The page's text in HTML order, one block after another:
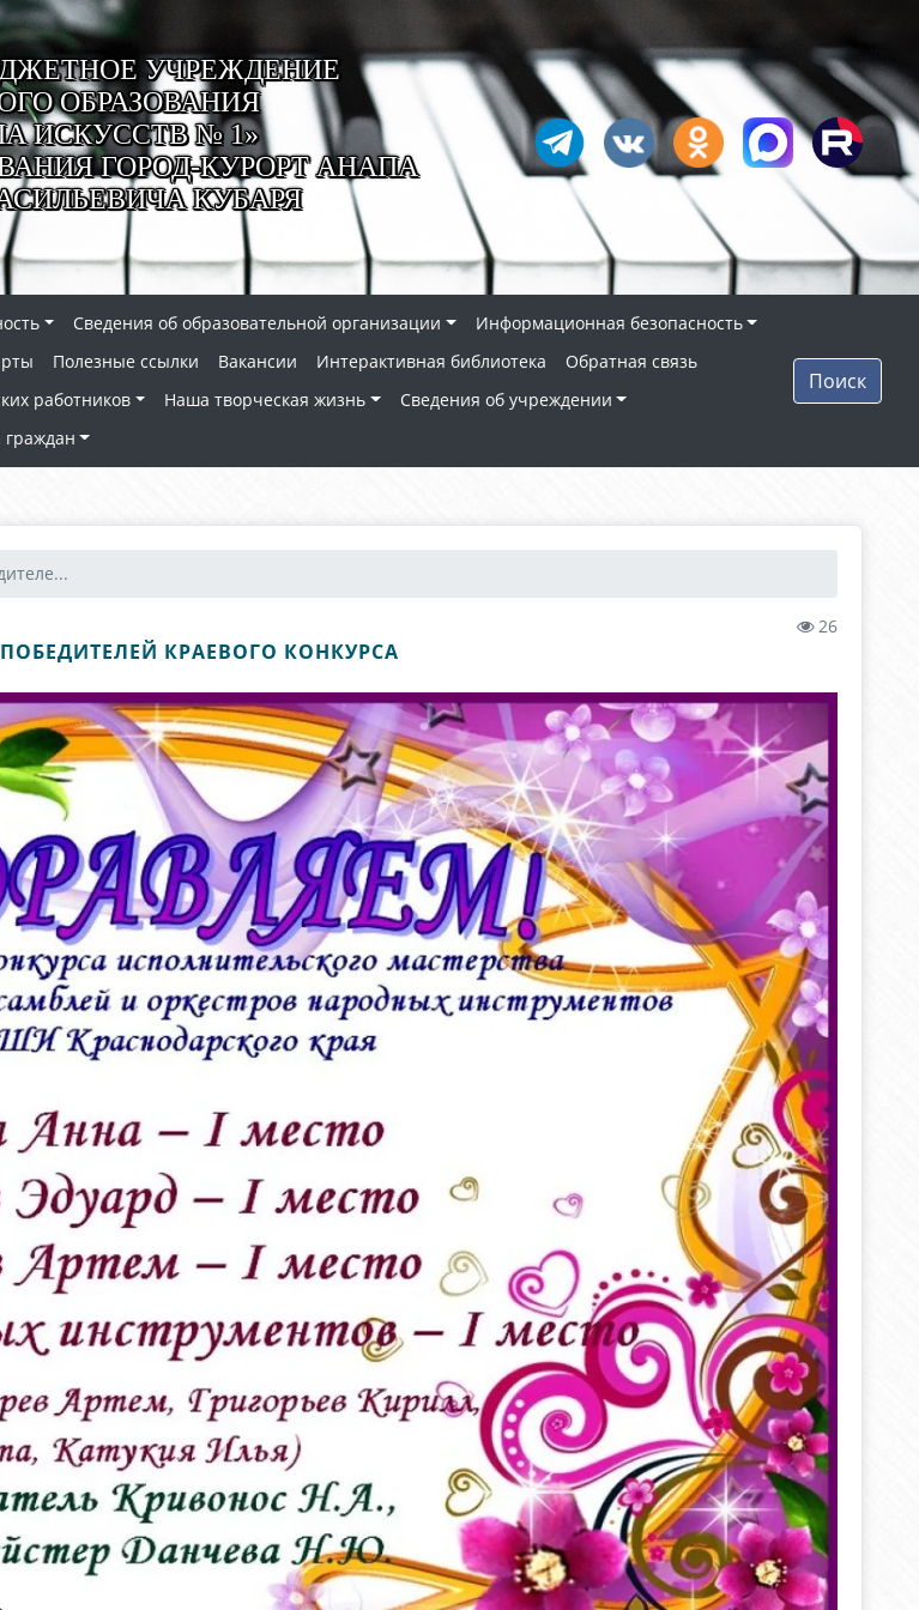
УЧРЕЖДЕНИЕ
ОБРАЗОВАНИЯ
ИСКУССТВ № 1»
ГОРОД-КУРОРТ АНАПА
КУБАРЯ
Сведения об образовательной организации
Информационная безопасность
Полезные ссылки Вакансии Интерактивная библиотека
Обратная связь
работников Наша творческая жизнь
Сведения об учреждении
Поиск
26
КРАЕВОГО КОНКУРСА